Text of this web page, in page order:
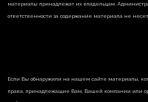
материалы принадлежат их владельцам.
ответственности за содержание материала не несет.
Если Вы обнаружили на нашем сайте материалы,
права, принадлежащие Вам, Вашей компании или